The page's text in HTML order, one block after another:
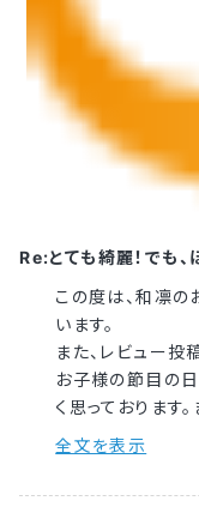
Re:とても綺麗！でも、
この度は、和凛
います。
また、レビュー投
お子様の節目の
く思っております
全文を表示